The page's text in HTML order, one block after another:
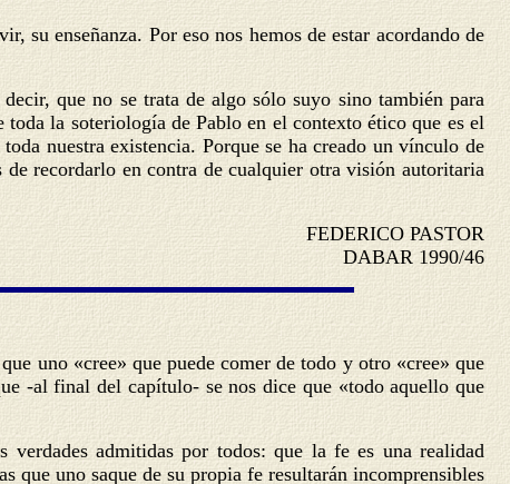
su enseñanza. Por eso nos hemos de estar acordando de
que no se trata de algo sólo suyo sino también para
la soteriología de Pablo en el contexto ético que es el
nuestra existencia. Porque se ha creado un vínculo de
recordarlo en contra de cualquier otra visión autoritaria
FEDERICO PASTOR
DABAR 1990/46
uno «cree» que puede comer de todo y otro «cree» que
-al final del capítulo- se nos dice que «todo aquello que
verdades admitidas por todos: que la fe es una realidad
que uno saque de su propia fe resultarán incomprensibles